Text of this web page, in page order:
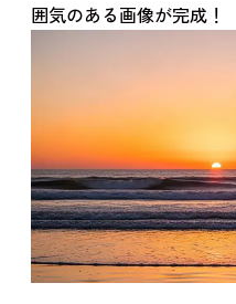
囲気のある画像が完成！